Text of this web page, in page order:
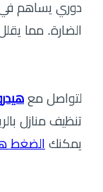
دوري يساهم في
الضارة. مما
لتواصل مع
تنظيف منازل
يمكنك الضغط